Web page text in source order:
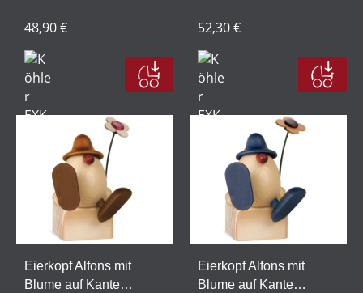
48,90 €
(ohne Klotz)
52,30 €
Eierkopf Alfons mit
Blume auf Kante
Eierkopf Alfons mit
Blume auf Kante